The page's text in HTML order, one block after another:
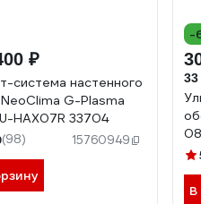
₽
система настенного
G-Plasma
HAX07R 33704
(98) 15760949
-
33
В